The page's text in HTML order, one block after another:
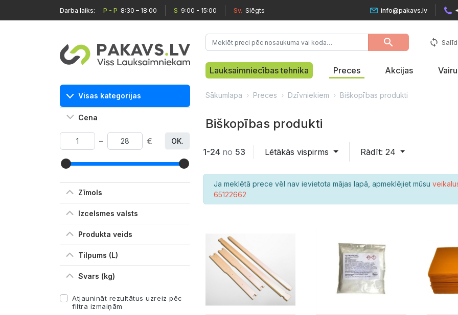
Darba laiks: P - P 8:30 – 18:00 S 9:00 - 15:00 Sv. Slēgts info@pakavs.lv
search sync
Lauksaimniecības tehnika Preces Akcijas
Visas kategorijas
Cena
– € OK.
Zīmols
Izcelsmes valsts
Produkta veids
Tilpums (L)
Svars (kg)
Atjaunināt rezultātus uzreiz pēc
filtra izmaiņām
Sākumlapa Preces Dzīvniekiem Biškopības produkti
Biškopības produkti
1-24 no 53 Lētākās vispirms Rādīt: 24
Ja meklētā prece vēl nav ievietota mājas lapā, apmeklējiet mūsu
65122662